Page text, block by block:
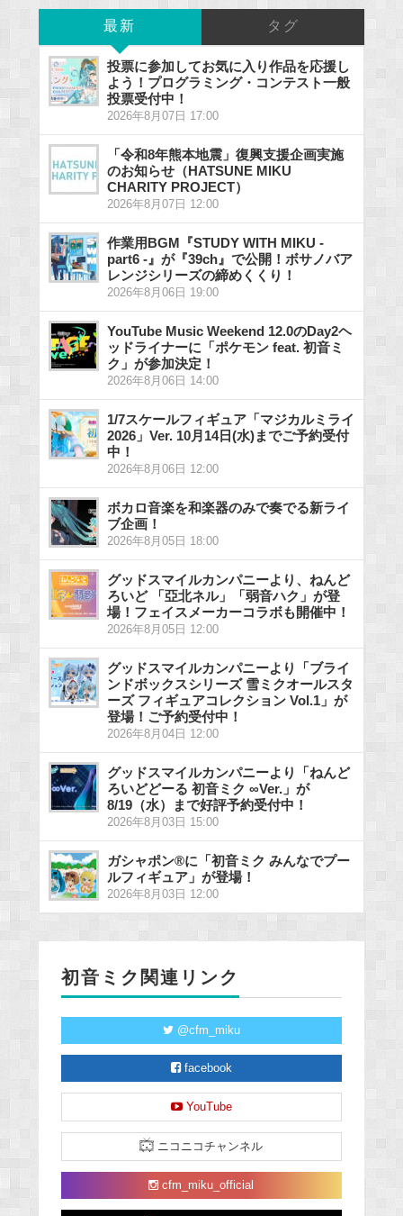
最新 タグ
投票に参加してお気に入り作品を応援し
よう！プログラミング・コンテスト一般
投票受付中！
2026年8月07日 17:00
「令和8年熊本地震」復興支援企画実施
のお知らせ（HATSUNE MIKU
CHARITY PROJECT）
2026年8月07日 12:00
作業用BGM『STUDY WITH MIKU -
part6 -』が『39ch』で公開！ボサノバア
レンジシリーズの締めくくり！
2026年8月06日 19:00
YouTube Music Weekend 12.0のDay2ヘ
ッドライナーに「ポケモン feat. 初音ミ
ク」が参加決定！
2026年8月06日 14:00
1/7スケールフィギュア「マジカルミライ
2026」Ver. 10月14日(水)までご予約受付
中！
2026年8月06日 12:00
ボカロ音楽を和楽器のみで奏でる新ライ
ブ企画！
2026年8月05日 18:00
グッドスマイルカンパニーより、ねんど
ろいど 「亞北ネル」「弱音ハク」が登
場！フェイスメーカーコラボも開催中！
2026年8月05日 12:00
グッドスマイルカンパニーより「ブライ
ンドボックスシリーズ 雪ミクオールスタ
ーズ フィギュアコレクション Vol.1」が
登場！ご予約受付中！
2026年8月04日 12:00
グッドスマイルカンパニーより「ねんど
ろいどどーる 初音ミク ∞Ver.」が
8/19（水）まで好評予約受付中！
2026年8月03日 15:00
ガシャポン®に「初音ミク みんなでプー
ルフィギュア」が登場！
2026年8月03日 12:00
初音ミク関連リンク
@cfm_miku
facebook
YouTube
ニコニコチャンネル
cfm_miku_official